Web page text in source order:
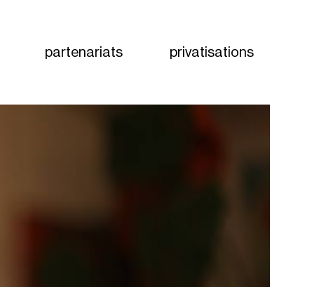
partenariats privatisations